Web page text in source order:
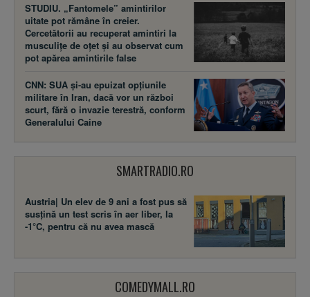
STUDIU. „Fantomele” amintirilor
uitate pot rămâne în creier.
Cercetătorii au recuperat amintiri la
musculițe de oțet și au observat cum
pot apărea amintirile false
CNN: SUA şi-au epuizat opțiunile
militare în Iran, dacă vor un război
scurt, fără o invazie terestră, conform
Generalului Caine
SMARTRADIO.RO
Austria| Un elev de 9 ani a fost pus să
susţină un test scris în aer liber, la
-1°C, pentru că nu avea mască
COMEDYMALL.RO